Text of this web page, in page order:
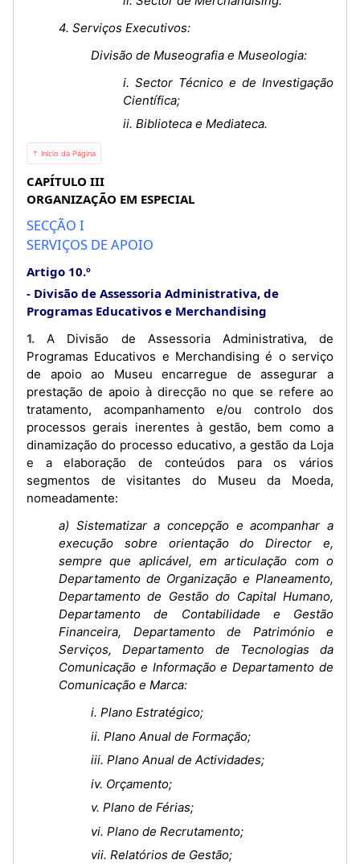
4. Serviços Executivos:
Divisão de Museografia e Museologia:
i. Sector Técnico e de Investigação
Científica;
ii. Biblioteca e Mediateca.
⇡ Início da Página
CAPÍTULO III
ORGANIZAÇÃO EM ESPECIAL
SECÇÃO I
SERVIÇOS DE APOIO
Artigo 10.º
Divisão de Assessoria Administrativa, de
Programas Educativos e Merchandising
1. A Divisão de Assessoria Administrativa, de
Programas Educativos e Merchandising é o serviço
de apoio ao Museu encarregue de assegurar a
prestação de apoio à direcção no que se refere ao
tratamento, acompanhamento e/ou controlo dos
processos gerais inerentes à gestão, bem como a
dinamização do processo educativo, a gestão da Loja
e a elaboração de conteúdos para os vários
segmentos de visitantes do Museu da Moeda,
nomeadamente:
a) Sistematizar a concepção e acompanhar a
execução sobre orientação do Director e,
sempre que aplicável, em articulação com o
Departamento de Organização e Planeamento,
Departamento de Gestão do Capital Humano,
Departamento de Contabilidade e Gestão
Financeira, Departamento de Património e
Serviços, Departamento de Tecnologias da
Comunicação e Informação e Departamento de
Comunicação e Marca:
i. Plano Estratégico;
ii. Plano Anual de Formação;
iii. Plano Anual de Actividades;
iv. Orçamento;
v. Plano de Férias;
vi. Plano de Recrutamento;
vii. Relatórios de Gestão;